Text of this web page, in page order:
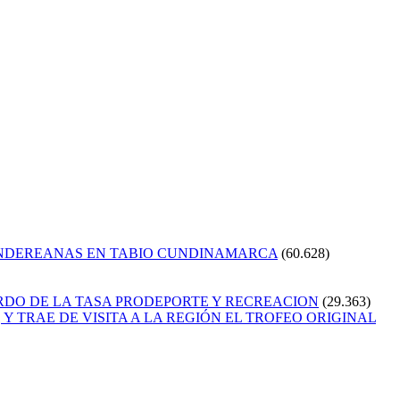
EN TABIO CUNDINAMARCA (60.628)
DE LA TASA PRODEPORTE Y RECREACION (29.363)
TRAE DE VISITA A LA REGIÓN EL TROFEO ORIGINAL